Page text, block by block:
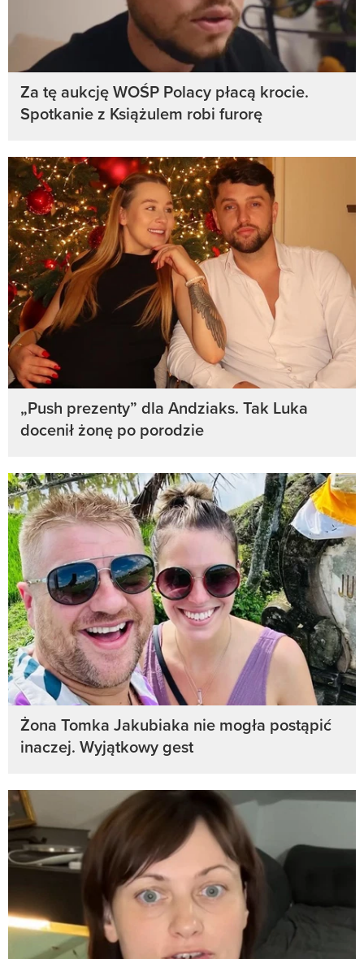
Za tę aukcję WOŚP Polacy płacą krocie.
Spotkanie z Książulem robi furorę
„Push prezenty” dla Andziaks. Tak Luka
docenił żonę po porodzie
Żona Tomka Jakubiaka nie mogła postąpić
inaczej. Wyjątkowy gest